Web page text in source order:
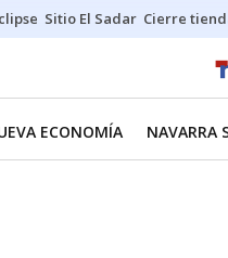
Sitio El Sadar Cierre
ECONOMÍA NAVARRA